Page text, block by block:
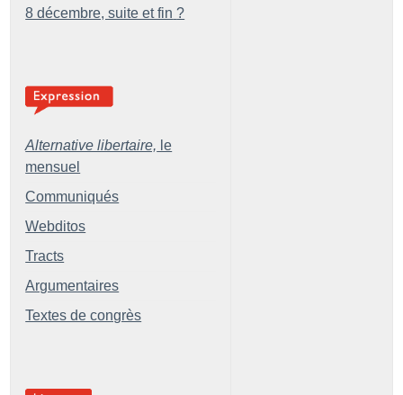
8 décembre, suite et fin ?
Alternative libertaire, le
mensuel
Communiqués
Webditos
Tracts
Argumentaires
Textes de congrès